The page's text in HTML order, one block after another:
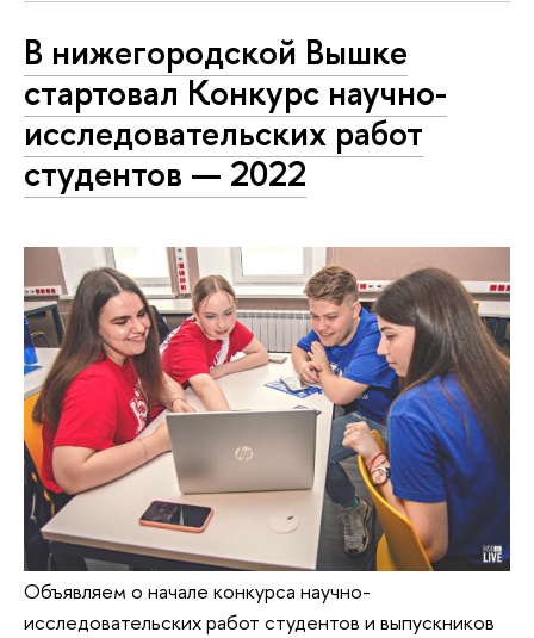
В нижегородской Вышке
стартовал Конкурс научно-
исследовательских работ
студентов — 2022
Объявляем о начале конкурса научно-
исследовательских работ студентов и выпускников